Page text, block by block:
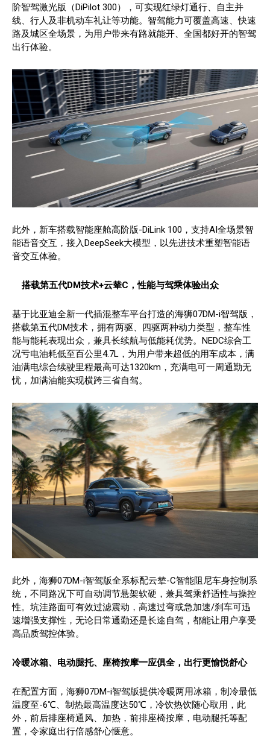
阶智驾激光版（DiPilot 300），可实现红绿灯通行、自主并
线、行人及非机动车礼让等功能。智驾能力可覆盖高速、快速
路及城区全场景，为用户带来有路就能开、全国都好开的智驾
出行体验。
此外，新车搭载智能座舱高阶版-DiLink 100，支持AI全场景智
能语音交互，接入DeepSeek大模型，以先进技术重塑智能语
音交互体验。
搭载第五代DM技术+云辇C，性能与驾乘体验出众
基于比亚迪全新一代插混整车平台打造的海狮07DM-i智驾版，
搭载第五代DM技术，拥有两驱、四驱两种动力类型，整车性
能与能耗表现出众，兼具长续航与低能耗优势。NEDC综合工
况亏电油耗低至百公里4.7L，为用户带来超低的用车成本，满
油满电综合续驶里程最高可达1320km，充满电可一周通勤无
忧，加满油能实现横跨三省自驾。
此外，海狮07DM-i智驾版全系标配云辇-C智能阻尼车身控制系
统，不同路况下可自动调节悬架软硬，兼具驾乘舒适性与操控
性。坑洼路面可有效过滤震动，高速过弯或急加速/刹车可迅
速增强支撑性，无论日常通勤还是长途自驾，都能让用户享受
高品质驾控体验。
冷暖冰箱、电动腿托、座椅按摩一应俱全，出行更愉悦舒心
在配置方面，海狮07DM-i智驾版提供冷暖两用冰箱，制冷最低
温度至-6℃、制热最高温度达50℃，冷饮热饮随心取用，此
外，前后排座椅通风、加热，前排座椅按摩，电动腿托等配
置，令家庭出行倍感舒心惬意。